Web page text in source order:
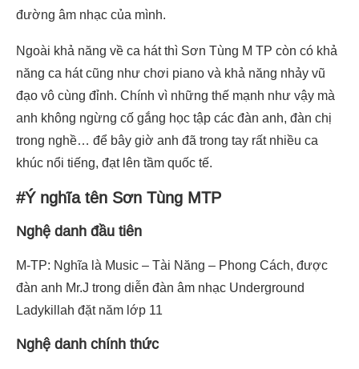
đường âm nhạc của mình.
Ngoài khả năng về ca hát thì Sơn Tùng M TP còn có khả
năng ca hát cũng như chơi piano và khả năng nhảy vũ
đạo vô cùng đỉnh. Chính vì những thế mạnh như vậy mà
anh không ngừng cố gắng học tập các đàn anh, đàn chị
trong nghề… để bây giờ anh đã trong tay rất nhiều ca
khúc nổi tiếng, đạt lên tầm quốc tế.
#Ý nghĩa tên Sơn Tùng MTP
Nghệ danh đầu tiên
M-TP: Nghĩa là Music – Tài Năng – Phong Cách, được
đàn anh Mr.J trong diễn đàn âm nhạc Underground
Ladykillah đặt năm lớp 11
Nghệ danh chính thức